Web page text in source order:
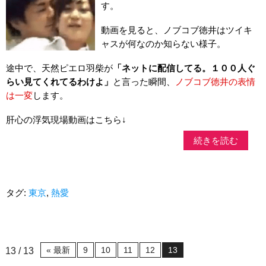
す。
動画を見ると、ノブコブ徳井はツイキ
ャスが何なのか知らない様子。
途中で、天然ピエロ羽柴が 「ネットに配信してる。１００人ぐ
らい見てくれてるわけよ」 と言った瞬間、
ノブコブ徳井の表情
は一変します。
肝心の浮気現場動画はこちら↓
続きを読む
タグ: 東京, 熱愛
13 / 13 « 最新 9 10 11 12 13